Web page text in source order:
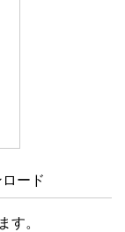
ード
。